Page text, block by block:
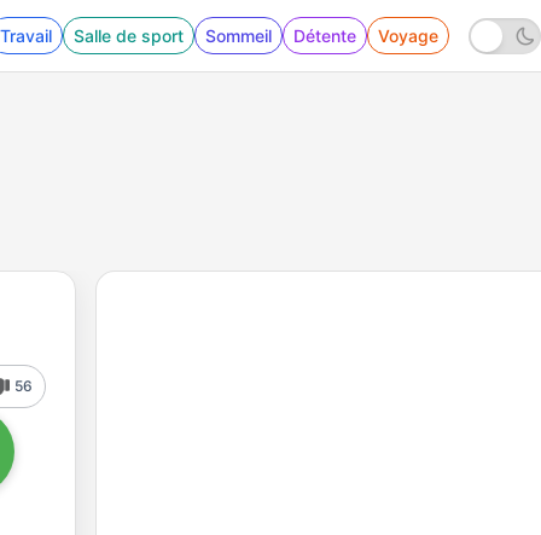
Travail Salle de sport Sommeil Détente Voyage
56